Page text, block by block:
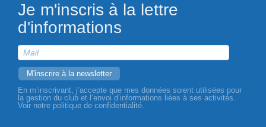
Je m'inscris à la lettre
d'informations
En m’inscrivant, j’accepte que mes données soient utilisées pour
la gestion du club et l’envoi d’informations liées à ses activités.
Voir notre politique de confidentialité.